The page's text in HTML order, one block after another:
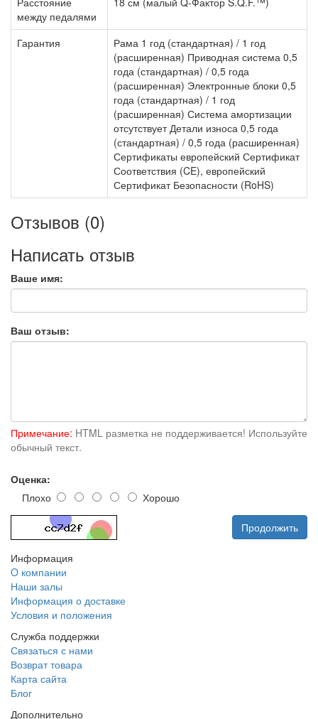
между педалями
Гарантия
Рама 1 год (стандартная) / 1 год
(расширенная) Приводная система 0,5
года (стандартная) / 0,5 года
(расширенная) Электронные блоки 0,5
года (стандартная) / 1 год
(расширенная) Система амортизации
отсутствует Детали износа 0,5 года
(стандартная) / 0,5 года (расширенная)
Сертификаты европейский Сертификат
Соответствия (CE), европейский
Сертификат Безопасности (RoHS)
Отзывов (0)
Написать отзыв
Ваше имя:
Ваш отзыв:
Примечание: HTML разметка не поддерживается! Используйте
обычный текст.
Оценка:
Плохо
Хорошо
Продолжить
Информация
O компании
Наши залы
Информация о доставке
Условия и положения
Служба поддержки
Связаться с нами
Возврат товара
Карта сайта
Блог
Дополнительно